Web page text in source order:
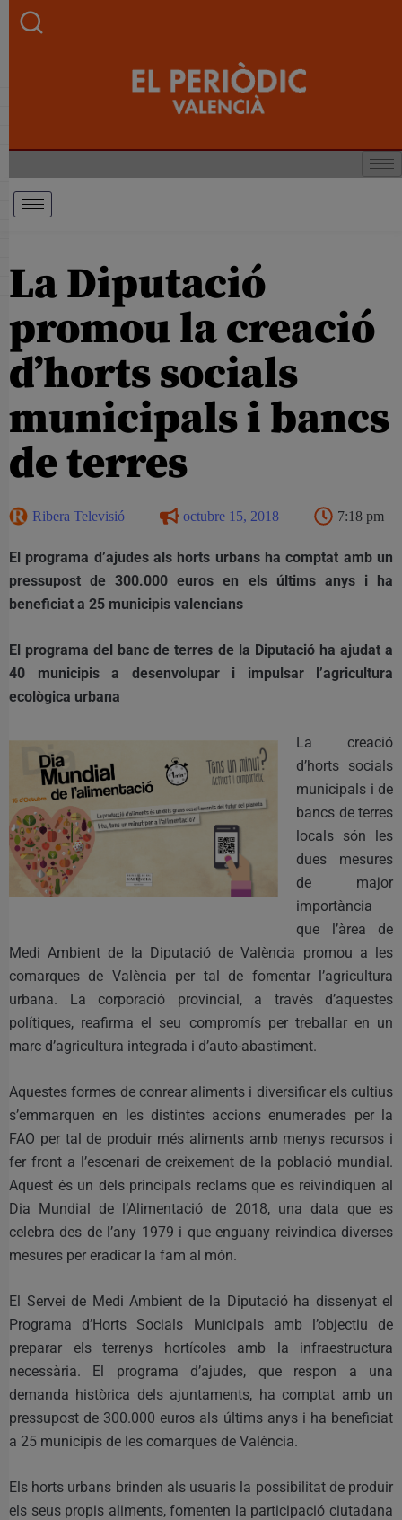
La Diputació
promou la creació
d’horts socials
municipals i bancs
de terres
Ribera Televisió octubre 15, 2018 7:18 pm
El programa d’ajudes als horts urbans ha comptat amb un
pressupost de 300.000 euros en els últims anys i ha
beneficiat a 25 municipis valencians
El programa del banc de terres de la Diputació ha ajudat a
40 municipis a desenvolupar i impulsar l’agricultura
ecològica urbana
La creació
d’horts socials
municipals i de
bancs de terres
locals són les
dues mesures
de major
importància
que l’àrea de
Medi Ambient de la Diputació de València promou a les
comarques de València per tal de fomentar l’agricultura
urbana. La corporació provincial, a través d’aquestes
polítiques, reafirma el seu compromís per treballar en un
marc d’agricultura integrada i d’auto-abastiment.
Aquestes formes de conrear aliments i diversificar els cultius
s’emmarquen en les distintes accions enumerades per la
FAO per tal de produir més aliments amb menys recursos i
fer front a l’escenari de creixement de la població mundial.
Aquest és un dels principals reclams que es reivindiquen al
Dia Mundial de l’Alimentació de 2018, una data que es
celebra des de l’any 1979 i que enguany reivindica diverses
mesures per eradicar la fam al món.
El Servei de Medi Ambient de la Diputació ha dissenyat el
Programa d’Horts Socials Municipals amb l’objectiu de
preparar els terrenys hortícoles amb la infraestructura
necessària. El programa d’ajudes, que respon a una
demanda històrica dels ajuntaments, ha comptat amb un
pressupost de 300.000 euros als últims anys i ha beneficiat
a 25 municipis de les comarques de València.
Els horts urbans brinden als usuaris la possibilitat de produir
els seus propis aliments, fomenten la participació ciutadana